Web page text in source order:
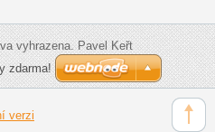
vyhrazena. Pavel Keřt
zdarma!
verzi